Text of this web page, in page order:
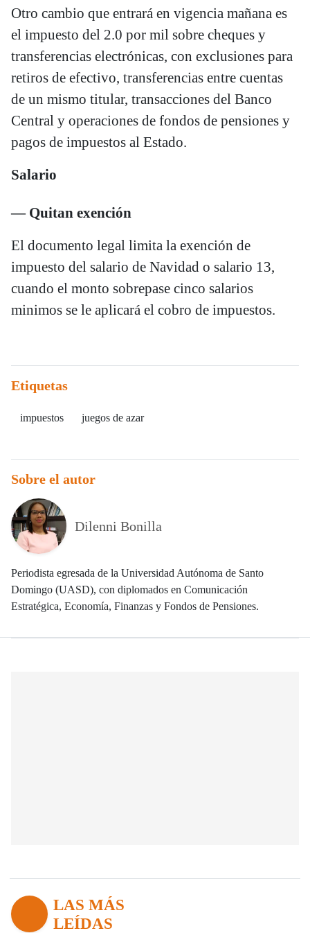
Otro cambio que entrará en vigencia mañana es
el impuesto del 2.0 por mil sobre cheques y
transferencias electrónicas, con exclusiones para
retiros de efectivo, transferencias entre cuentas
de un mismo titular, transacciones del Banco
Central y operaciones de fondos de pensiones y
pagos de impuestos al Estado.
Salario
— Quitan exención
El documento legal limita la exención de
impuesto del salario de Navidad o salario 13,
cuando el monto sobrepase cinco salarios
minimos se le aplicará el cobro de impuestos.
Etiquetas
impuestos juegos de azar
Sobre el autor
Dilenni Bonilla
Periodista egresada de la Universidad Autónoma de Santo
Domingo (UASD), con diplomados en Comunicación
Estratégica, Economía, Finanzas y Fondos de Pensiones.
LAS MÁS
LEÍDAS